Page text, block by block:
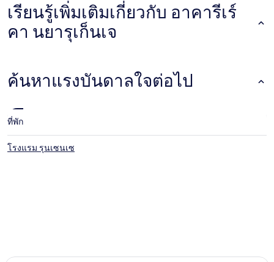
เรียนรู้เพิ่มเติมเกี่ยวกับ อาคารีเร์
คา นยารุเก็นเจ
ค้นหาแรงบันดาลใจต่อไป
ที่พัก
โรงแรม รุนเซนเซ